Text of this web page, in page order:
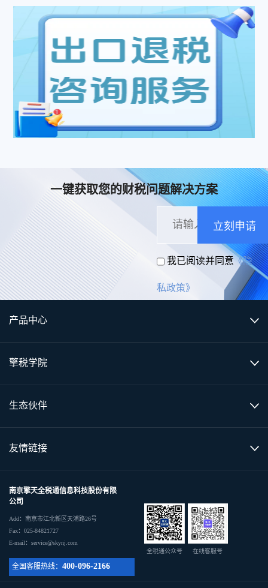
一键获取您的财税问题解决方案
立刻申请
我已阅读并同意《隐
私政策》
产品中心
擎税学院
生态伙伴
友情链接
南京擎天全税通信息科技股份有限
公司
Add：南京市江北新区天浦路26号
Fax：025-84821727
E-mail：service@skynj.com
全国客服热线： 400-096-2166
全税通公众号 在线客服号